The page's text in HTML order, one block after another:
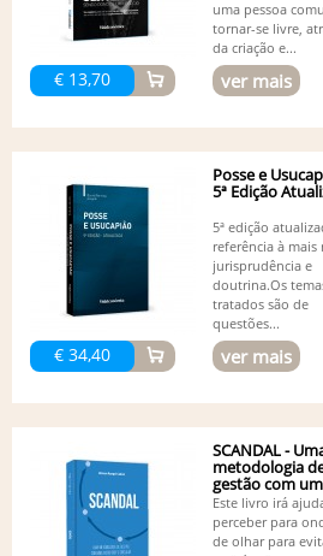
€ 13,70
uma pessoa
tornar-se livre,
da criação e...
ver mais
€ 34,40
Posse e
5ª Edição
5ª edição
referência à mais
jurisprudência e
doutrina.Os
tratados são de
questões...
ver mais
SCANDAL -
metodologia
gestão com
Este livro irá
perceber para
de olhar para